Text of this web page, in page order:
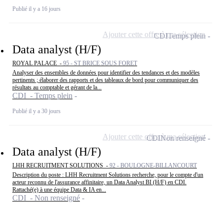
Publié il y a 16 jours
Data analyst (H/F)
ROYAL PALACE - 95 - ST BRICE SOUS FORET
Analyser des ensembles de données pour identifier des tendances et des modèles
pertinents ; élaborer des rapports et des tableaux de bord pour communiquer des
résultats au comptable et gérant de la...
CDI - Temps plein
Publié il y a 30 jours
CDITemps plein
Ajouter cette offre à ma sélection
Data analyst (H/F)
LHH RECRUITMENT SOLUTIONS - 92 - BOULOGNE-BILLANCOURT
Description du poste : LHH Recruitment Solutions recherche, pour le compte d'un
acteur reconnu de l'assurance affinitaire, un Data Analyst BI (H/F) en CDI.
Rattaché(e) à une équipe Data & IA en...
CDI - Non renseigné
CDINon renseigné
Ajouter cette offre à ma sélection